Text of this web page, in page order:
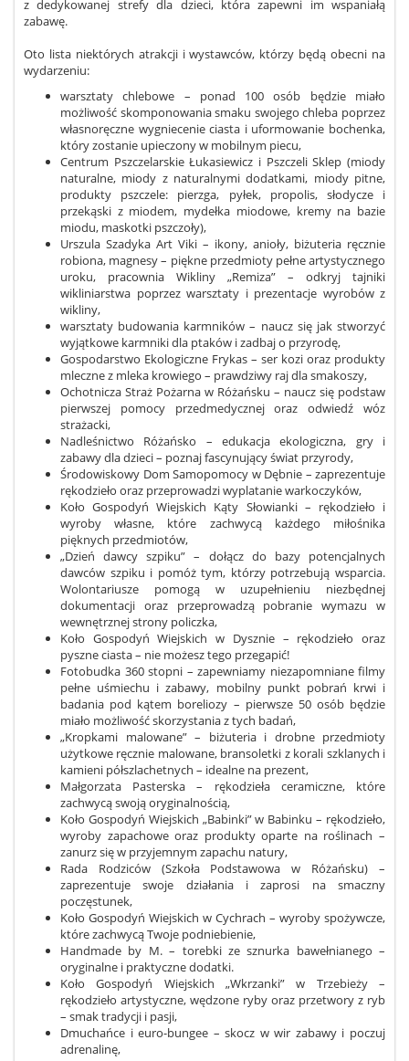
z dedykowanej strefy dla dzieci, która zapewni im wspaniałą
zabawę.
Oto lista niektórych atrakcji i wystawców, którzy będą obecni na
wydarzeniu:
warsztaty chlebowe – ponad 100 osób będzie miało
możliwość skomponowania smaku swojego chleba poprzez
własnoręczne wygniecenie ciasta i uformowanie bochenka,
który zostanie upieczony w mobilnym piecu,
Centrum Pszczelarskie Łukasiewicz i Pszczeli Sklep (miody
naturalne, miody z naturalnymi dodatkami, miody pitne,
produkty pszczele: pierzga, pyłek, propolis, słodycze i
przekąski z miodem, mydełka miodowe, kremy na bazie
miodu, maskotki pszczoły),
Urszula Szadyka Art Viki – ikony, anioły, biżuteria ręcznie
robiona, magnesy – piękne przedmioty pełne artystycznego
uroku, pracownia Wikliny „Remiza” – odkryj tajniki
wikliniarstwa poprzez warsztaty i prezentacje wyrobów z
wikliny,
warsztaty budowania karmników – naucz się jak stworzyć
wyjątkowe karmniki dla ptaków i zadbaj o przyrodę,
Gospodarstwo Ekologiczne Frykas – ser kozi oraz produkty
mleczne z mleka krowiego – prawdziwy raj dla smakoszy,
Ochotnicza Straż Pożarna w Różańsku – naucz się podstaw
pierwszej pomocy przedmedycznej oraz odwiedź wóz
strażacki,
Nadleśnictwo Różańsko – edukacja ekologiczna, gry i
zabawy dla dzieci – poznaj fascynujący świat przyrody,
Środowiskowy Dom Samopomocy w Dębnie – zaprezentuje
rękodzieło oraz przeprowadzi wyplatanie warkoczyków,
Koło Gospodyń Wiejskich Kąty Słowianki – rękodzieło i
wyroby własne, które zachwycą każdego miłośnika
pięknych przedmiotów,
„Dzień dawcy szpiku” – dołącz do bazy potencjalnych
dawców szpiku i pomóż tym, którzy potrzebują wsparcia.
Wolontariusze pomogą w uzupełnieniu niezbędnej
dokumentacji oraz przeprowadzą pobranie wymazu w
wewnętrznej strony policzka,
Koło Gospodyń Wiejskich w Dysznie – rękodzieło oraz
pyszne ciasta – nie możesz tego przegapić!
Fotobudka 360 stopni – zapewniamy niezapomniane filmy
pełne uśmiechu i zabawy, mobilny punkt pobrań krwi i
badania pod kątem boreliozy – pierwsze 50 osób będzie
miało możliwość skorzystania z tych badań,
„Kropkami malowane” – biżuteria i drobne przedmioty
użytkowe ręcznie malowane, bransoletki z korali szklanych i
kamieni półszlachetnych – idealne na prezent,
Małgorzata Pasterska – rękodzieła ceramiczne, które
zachwycą swoją oryginalnością,
Koło Gospodyń Wiejskich „Babinki” w Babinku – rękodzieło,
wyroby zapachowe oraz produkty oparte na roślinach –
zanurz się w przyjemnym zapachu natury,
Rada Rodziców (Szkoła Podstawowa w Różańsku) –
zaprezentuje swoje działania i zaprosi na smaczny
poczęstunek,
Koło Gospodyń Wiejskich w Cychrach – wyroby spożywcze,
które zachwycą Twoje podniebienie,
Handmade by M. – torebki ze sznurka bawełnianego –
oryginalne i praktyczne dodatki.
Koło Gospodyń Wiejskich „Wkrzanki” w Trzebieży –
rękodzieło artystyczne, wędzone ryby oraz przetwory z ryb
– smak tradycji i pasji,
Dmuchańce i euro-bungee – skocz w wir zabawy i poczuj
adrenalinę,